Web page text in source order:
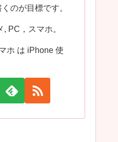
のが目標です。
PC，スマホ。
ホ は iPhone 使